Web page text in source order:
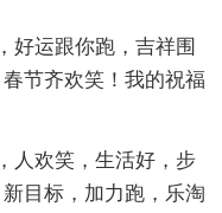
好运跟你跑，吉祥围
节齐欢笑！我的祝福
人欢笑，生活好，步
目标，加力跑，乐淘